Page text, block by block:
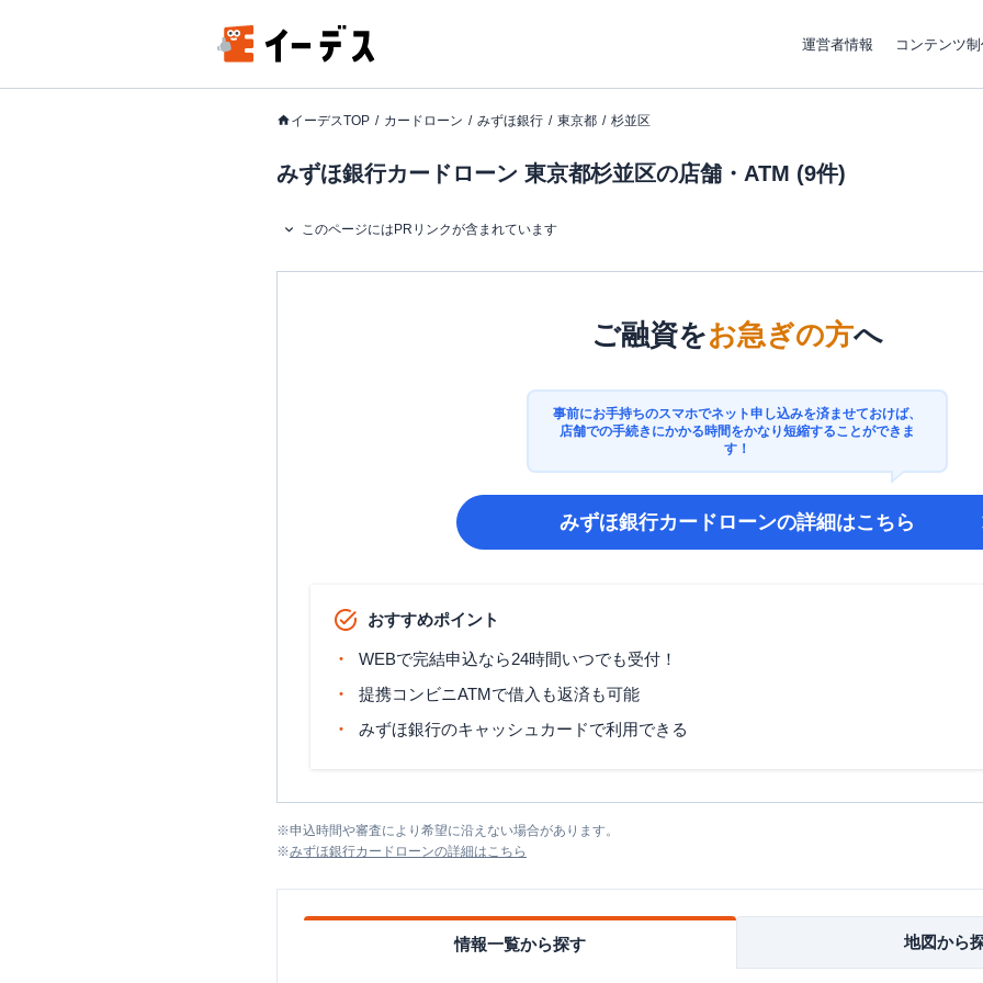
運営者情報 コンテンツ
イーデスTOP カードローン みずほ銀行 東京都 杉並区
みずほ銀行カードローン 東京都杉並区の店舗・ATM (9件)
このページにはPRリンクが含まれています
ご融資をお急ぎの方へ
事前にお手持ちのスマホでネット申し込みを済ませておけば、
店舗での手続きにかかる時間をかなり短縮することができま
す！
みずほ銀行カードローンの詳細はこちら
おすすめポイント
WEBで完結申込なら24時間いつでも受付！
提携コンビニATMで借入も返済も可能
みずほ銀行のキャッシュカードで利用できる
※申込時間や審査により希望に沿えない場合があります。
※みずほ銀行カードローンの詳細はこちら
情報一覧から探す 地図から